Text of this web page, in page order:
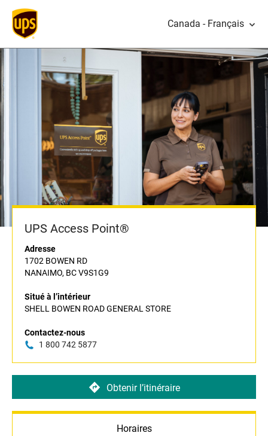
Canada - Français
UPS Access Point®
Adresse
1702 BOWEN RD
NANAIMO, BC V9S1G9
Situé à l’intérieur
SHELL BOWEN ROAD GENERAL STORE
Contactez-nous
1 800 742 5877
Obtenir l’itinéraire
Horaires